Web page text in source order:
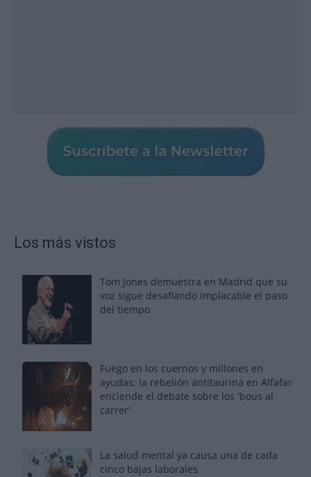
Los más vistos
Tom Jones demuestra en Madrid que su
voz sigue desafiando implacable el paso
del tiempo
Fuego en los cuernos y millones en
ayudas: la rebelión antitaurina en Alfafar
enciende el debate sobre los 'bous al
carrer'
La salud mental ya causa una de cada
cinco bajas laborales